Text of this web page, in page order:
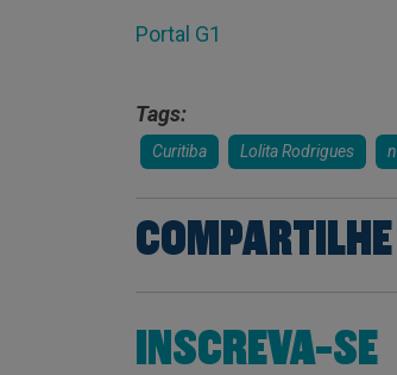
Portal G1
Tags:
Curitiba Lolita Rodrigues
COMPARTILHE
INSCREVA-SE